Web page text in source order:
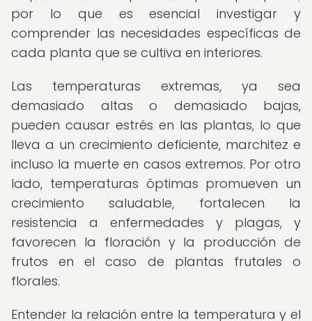
por lo que es esencial investigar y
comprender las necesidades específicas de
cada planta que se cultiva en interiores.
Las temperaturas extremas, ya sea
demasiado altas o demasiado bajas,
pueden causar estrés en las plantas, lo que
lleva a un crecimiento deficiente, marchitez e
incluso la muerte en casos extremos. Por otro
lado, temperaturas óptimas promueven un
crecimiento saludable, fortalecen la
resistencia a enfermedades y plagas, y
favorecen la floración y la producción de
frutos en el caso de plantas frutales o
florales.
Entender la relación entre la temperatura y el